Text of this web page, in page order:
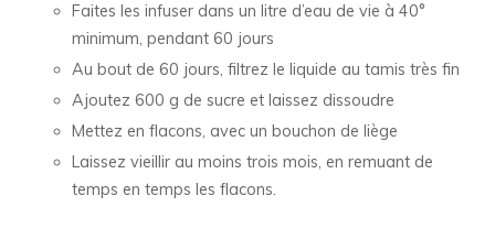
Faites les infuser dans un litre d’eau de vie à 40°
minimum, pendant 60 jours
Au bout de 60 jours, filtrez le liquide au tamis très fin
Ajoutez 600 g de sucre et laissez dissoudre
Mettez en flacons, avec un bouchon de liège
Laissez vieillir au moins trois mois, en remuant de
temps en temps les flacons.